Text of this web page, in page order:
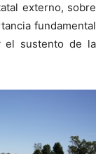
externo, sobre
fundamental
el sustento de la